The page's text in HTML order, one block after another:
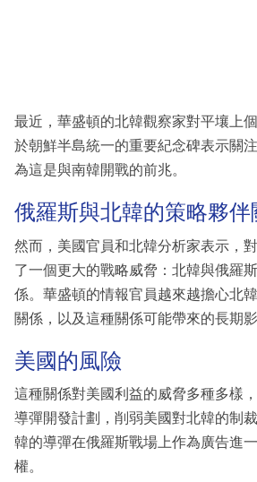
區
最近，華盛頓的北韓觀察家對平壤上
於朝鮮半島統一的重要紀念碑表示關
為這是與南韓開戰的前兆。
俄羅斯與北韓的策略夥伴
然而，美國官員和北韓分析家表示，
了一個更大的戰略威脅：北韓與俄羅
係。華盛頓的情報官員越來越擔心北
關係，以及這種關係可能帶來的長期影
美國的風險
這種關係對美國利益的威脅多種多樣
導彈開發計劃，削弱美國對北韓的制
韓的導彈在俄羅斯戰場上作為廣告進
權。